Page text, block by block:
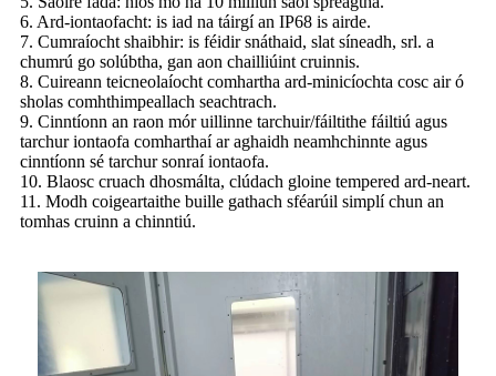
6. Ard-iontaofacht: is iad na táirgí an IP68 is airde.
7. Cumraíocht shaibhir: is féidir snáthaid, slat síneadh, srl. a
chumrú go solúbtha, gan aon chailliúint cruinnis.
8. Cuireann teicneolaíocht comhartha ard-minicíochta cosc ​​​​air ó
sholas comhthimpeallach seachtrach.
9. Cinntíonn an raon mór uillinne tarchuir/fáiltithe fáiltiú agus
tarchur iontaofa comharthaí ar aghaidh neamhchinnte agus
cinntíonn sé tarchur sonraí iontaofa.
10. Blaosc cruach dhosmálta, clúdach gloine tempered ard-neart.
11. Modh coigeartaithe buille gathach sféarúil simplí chun an
tomhas cruinn a chinntiú.